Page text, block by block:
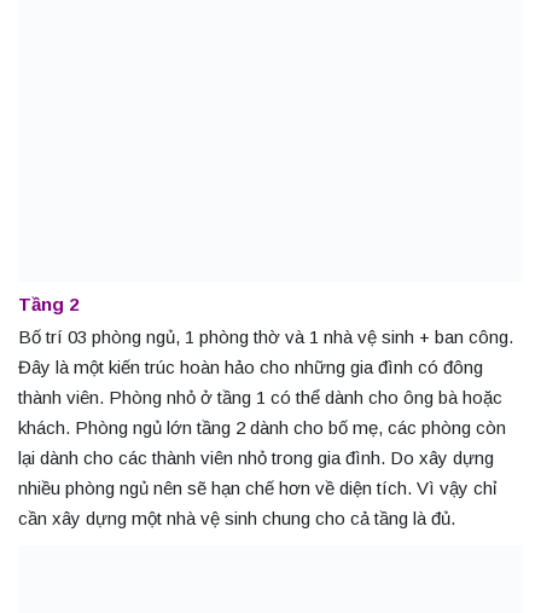
Tầng 2
Bố trí 03 phòng ngủ, 1 phòng thờ và 1 nhà vệ sinh + ban công.
Đây là một kiến trúc hoàn hảo cho những gia đình có đông
thành viên. Phòng nhỏ ở tầng 1 có thể dành cho ông bà hoặc
khách. Phòng ngủ lớn tầng 2 dành cho bố mẹ, các phòng còn
lại dành cho các thành viên nhỏ trong gia đình. Do xây dựng
nhiều phòng ngủ nên sẽ hạn chế hơn về diện tích. Vì vậy chỉ
cần xây dựng một nhà vệ sinh chung cho cả tầng là đủ.